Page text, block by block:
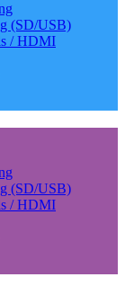
(SD/USB)
/ HDMI
(SD/USB)
/ HDMI